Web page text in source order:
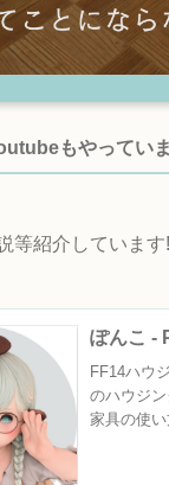
もやってい
等紹介していま
ぽんこ -
FF14ハウ
のハウジ
家具の使